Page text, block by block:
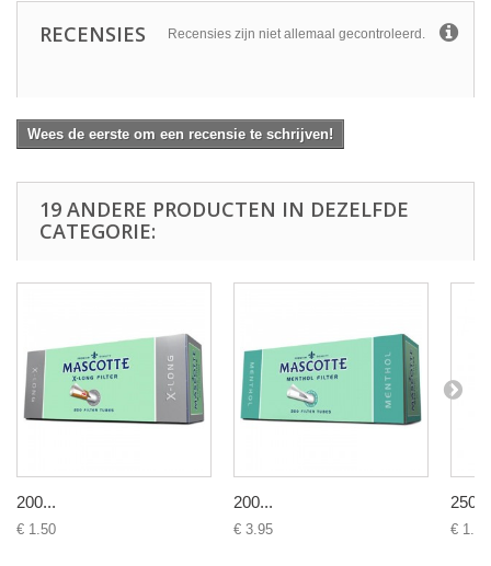
RECENSIES Recensies zijn niet allemaal gecontroleerd.
Wees de eerste om een recensie te schrijven!
19 ANDERE PRODUCTEN IN DEZELFDE
CATEGORIE:
200...
€ 1.50
200...
€ 3.95
250...
€ 1.39